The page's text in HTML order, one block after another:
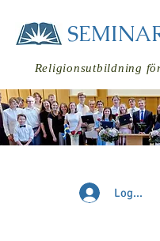
Religionsutbildning
Logga in